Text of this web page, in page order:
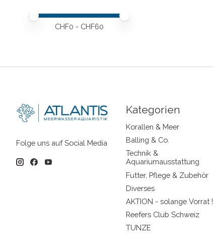
Preis – Mindestwert
Price maximum value
CHF0 - CHF60
Folge uns auf Social Media
Kategorien
Korallen & Meer
Balling & Co.
Technik &
Aquariumausstattung
Futter, Pflege & Zubehör
Diverses
AKTION - solange Vorrat !
Reefers Club Schweiz
TUNZE